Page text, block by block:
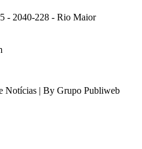
- 2040-228 - Rio Maior
Notícias | By Grupo Publiweb